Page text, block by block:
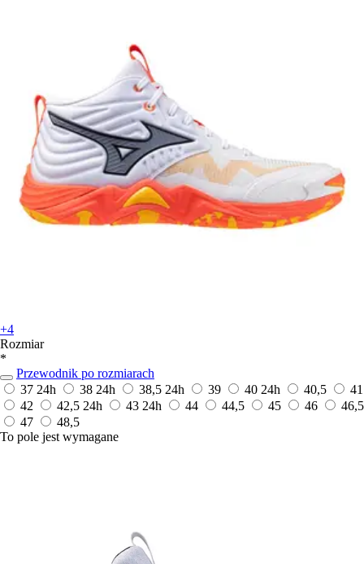
+4
Rozmiar
*
Przewodnik po rozmiarach
37 24h 38 24h 38,5 24h 39 40 24h 40,5
41
42
42,5 24h 43 24h 44 44,5 45 46
46,5
47
48,5
To pole jest wymagane